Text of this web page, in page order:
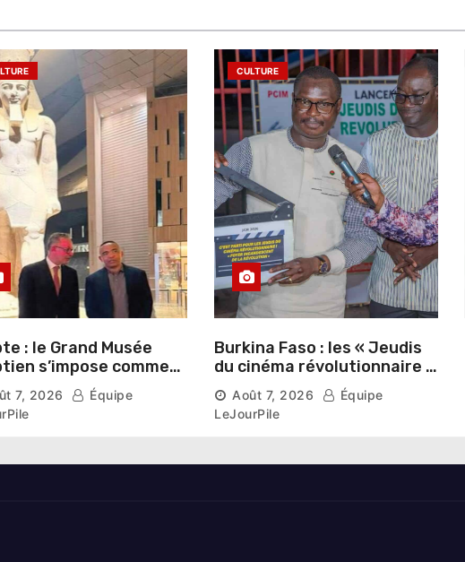
: le Grand Musée
s’impose comme
du patrimoine
auprès des
étrangers
7, 2026
Équipe
CULTURE
Burkina Faso : les « Jeudis
du cinéma révolutionnaire »
lancés au Mémorial Thomas
Sankara
Août 7, 2026
Équipe
LeJourPile